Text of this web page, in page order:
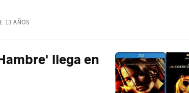
13 AÑOS
llega en